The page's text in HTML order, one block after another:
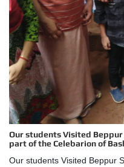
Our students Visited Beppur
part of the Celebarion of
Our students Visited Beppur